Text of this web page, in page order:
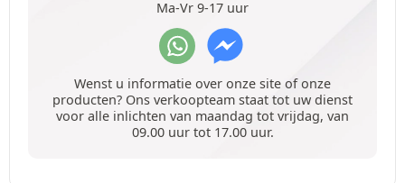
Ma-Vr 9-17 uur
Wenst u informatie over onze site of onze
producten? Ons verkoopteam staat tot uw dienst
voor alle inlichten van maandag tot vrijdag, van
09.00 uur tot 17.00 uur.